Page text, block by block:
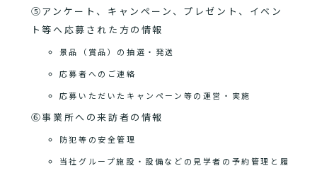
⑤アンケート、キャンペーン、プレゼント、イベン
ト等へ応募された方の情報
景品（賞品）の抽選・発送
応募者へのご連絡
応募いただいたキャンペーン等の運営・実施
⑥事業所への来訪者の情報
防犯等の安全管理
当社グループ施設・設備などの見学者の予約管理と履